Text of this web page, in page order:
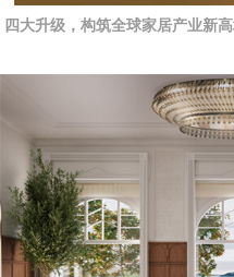
四大升级，构筑全球家居产业新高